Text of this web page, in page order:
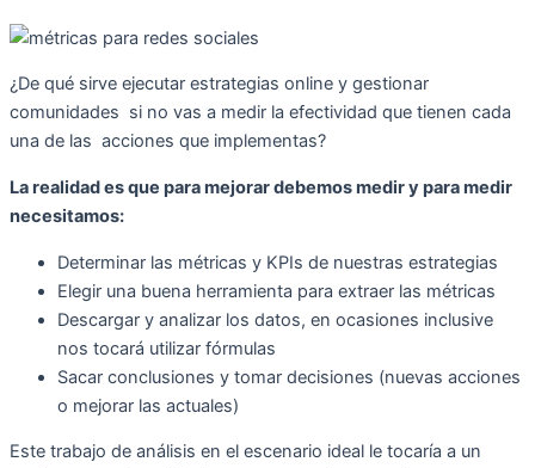
¿De qué sirve ejecutar estrategias online y gestionar
comunidades si no vas a medir la efectividad que tienen cada
una de las acciones que implementas?
La realidad es que para mejorar debemos medir y para medir
necesitamos:
Determinar las métricas y KPIs de nuestras estrategias
Elegir una buena herramienta para extraer las métricas
Descargar y analizar los datos, en ocasiones inclusive
nos tocará utilizar fórmulas
Sacar conclusiones y tomar decisiones (nuevas acciones
o mejorar las actuales)
Este trabajo de análisis en el escenario ideal le tocaría a un